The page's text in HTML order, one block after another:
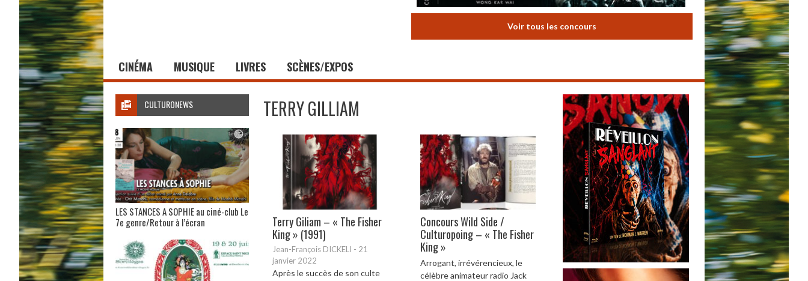
Voir tous les concours
CINÉMA MUSIQUE LIVRES SCÈNES/EXPOS
TERRY GILLIAM
Terry Giliam – « The Fisher
King » (1991)
Jean-François DICKELI - 21
janvier 2022
Après le succès de son culte
Concours Wild Side /
Culturopoing – « The Fisher
King »
Arrogant, irrévérencieux, le
célèbre animateur radio Jack
CULTURONEWS
LES STANCES A SOPHIE au ciné-club Le
7e genre/Retour à l’écran